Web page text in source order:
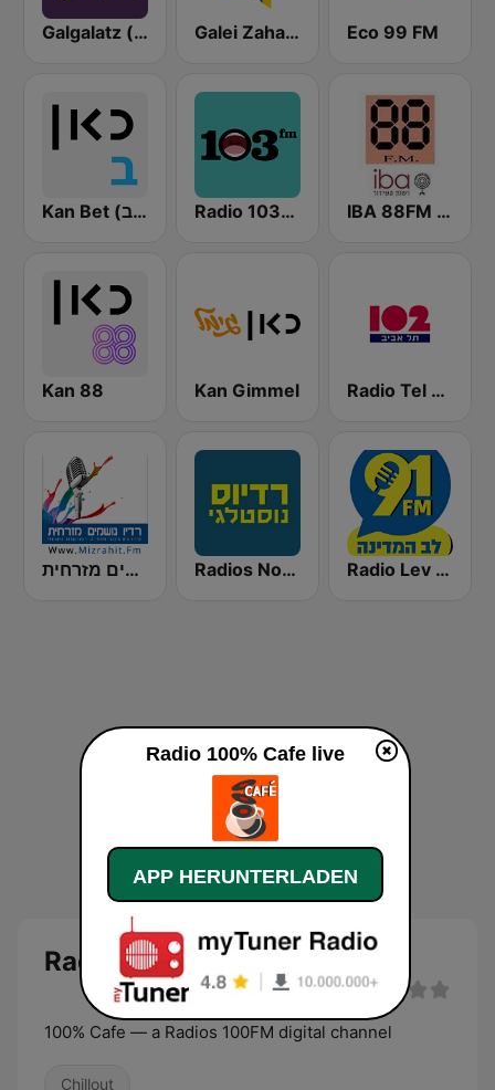
Galgalatz (גלגלצ רדיו) Galei Zahal (גלי צה"ל) Eco 99 FM
Kan Bet (כאן ב' / רשת ב') Radio 103FM IBA 88FM Kol Israel
Kan 88 Kan Gimmel Radio Tel Aviv 102FM (רדיו תל אביב)
רדיו נושמים מזרחית (Mizrahit Fm) Radios Nostalgia 96.3FM (רדיוס נוסטלגי) Radio Lev HaMedina 91 FM (לב המדינה)
Radio 100% Cafe
100% Cafe — a Radios 100FM digital channel
Chillout
Radio 100% Cafe live
APP HERUNTERLADEN